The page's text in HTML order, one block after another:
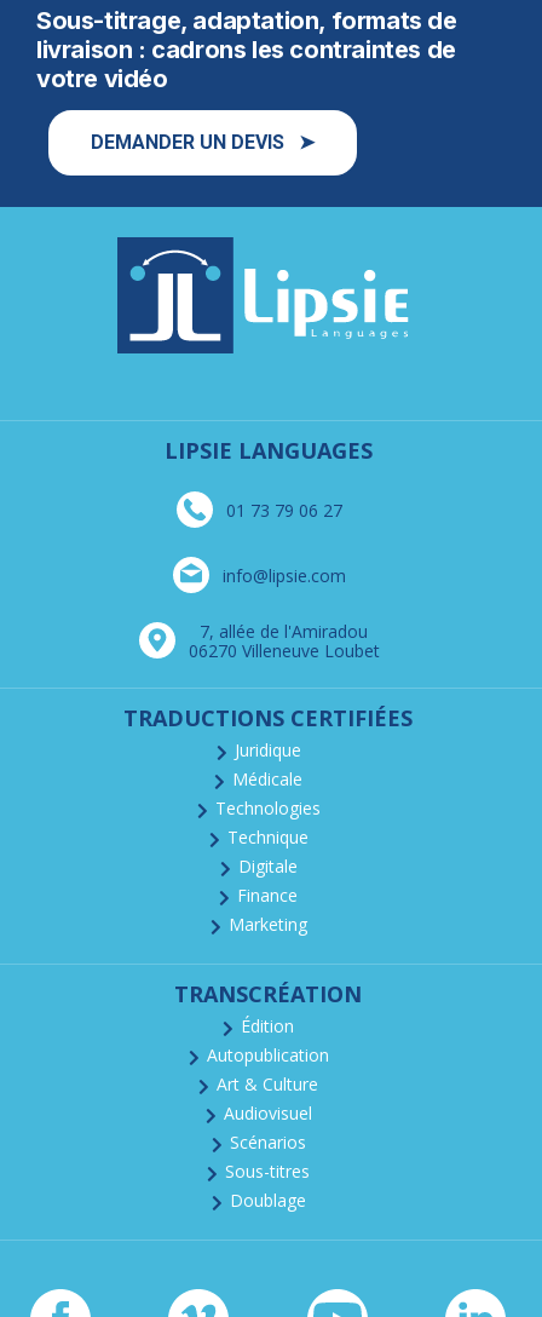
Sous-titrage, adaptation, formats de
livraison : cadrons les contraintes de
votre vidéo
DEMANDER UN DEVIS ➤
LIPSIE LANGUAGES
01 73 79 06 27
info@lipsie.com
7, allée de l'Amiradou
06270 Villeneuve Loubet
TRADUCTIONS CERTIFIÉES
Juridique
Médicale
Technologies
Technique
Digitale
Finance
Marketing
TRANSCRÉATION
Édition
Autopublication
Art & Culture
Audiovisuel
Scénarios
Sous-titres
Doublage